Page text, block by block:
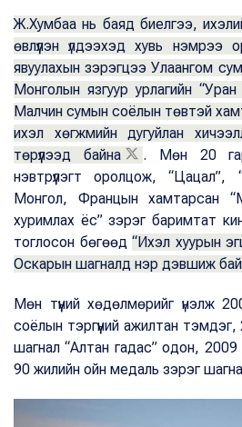
Ж.Хумбаа нь баяд биелгээ,
өвлүүлэн үлдээхэд хувь нэмрээ
явуулахын зэрэгцээ Улаангом
Монголын язгуур урлагийн
Малчин сумын соёлын төвтэй
ихэл хөгжмийн дугуйлан
төрүүлээд байна
. Мөн 20
нэвтрүүлэгт оролцож,
Монгол, Францын хамтарсан
хуримлах ёс” зэрэг баримтат
тоглосон бөгөөд“Ихэл хуурын
Оскарын шагналд нэр дэвшиж
Мөн түүний хөдөлмөрийг үнэлж
соёлын тэргүүний ажилтан
шагнал “Алтан гадас” одон,
90 жилийн ойн медаль зэрэг